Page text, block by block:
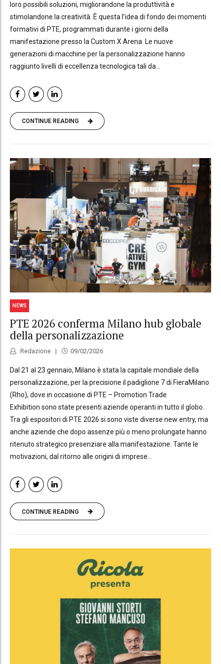
loro possibili soluzioni, migliorandone la produttività e
stimolandone la creatività. È questa l’idea di fondo dei momenti
formativi di PTE, programmati durante i giorni della
manifestazione presso la Custom X Arena. Le nuove
generazioni di macchine per la personalizzazione hanno
raggiunto livelli di eccellenza tecnologica tali da...
CONTINUE READING
NEWS
PTE 2026 conferma Milano hub globale
della personalizzazione
Redazione 09/02/2026
Dal 21 al 23 gennaio, Milano è stata la capitale mondiale della
personalizzazione, per la precisione il padiglione 7 di FieraMilano
(Rho), dove in occasione di PTE – Promotion Trade
Exhibition sono state presenti aziende operanti in tutto il globo.
Tra gli espositori di PTE 2026 si sono viste diverse new entry, ma
anche aziende che dopo assenze più o meno prolungate hanno
ritenuto strategico presenziare alla manifestazione. Tante le
motivazioni, dal ritorno alle origini di imprese...
CONTINUE READING